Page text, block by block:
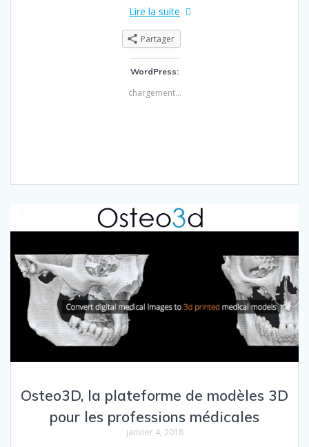
Lire la suite
Partager
WordPress:
chargement…
Osteo3D, la plateforme de modèles 3D
pour les professions médicales
janvier 4, 2018